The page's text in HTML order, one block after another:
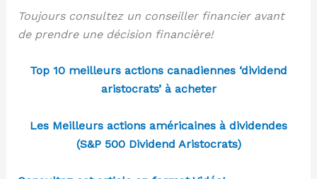
Toujours consultez un conseiller financier avant
de prendre une décision financière!
Top 10 meilleurs actions canadiennes ‘dividend
aristocrats’ à acheter
Les Meilleurs actions américaines à dividendes
(S&P 500 Dividend Aristocrats)